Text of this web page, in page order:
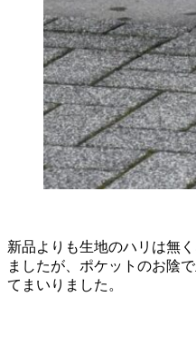
新品よりも生地のハリは無
ましたが、ポケットのお陰
てまいりました。